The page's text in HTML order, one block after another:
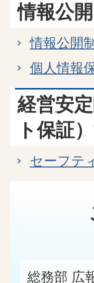
情報公
情報公開
個人情報
経営安
ト保証
セーフテ
総務部 広